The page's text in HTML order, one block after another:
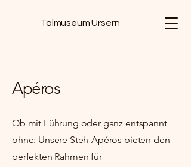
Talmuseum Ursern
Apéros
Ob mit Führung oder ganz entspannt
ohne: Unsere Steh-Apéros bieten den
perfekten Rahmen für